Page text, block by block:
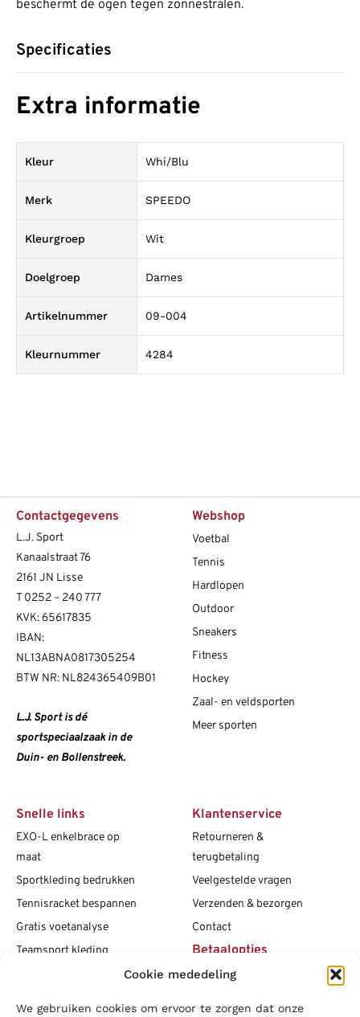
Cookie mededeling
We gebruiken cookies om ervoor te zorgen dat onze
beschermt de ogen tegen zonnestralen.
Specificaties
Extra informatie
Kleur Whi/Blu
Merk SPEEDO
Kleurgroep Wit
Doelgroep Dames
Artikelnummer 09-004
Kleurnummer 4284
Contactgegevens
L.J. Sport
Kanaalstraat 76
2161 JN Lisse
T 0252 – 240 777
KVK: 65617835
IBAN:
NL13ABNA0817305254
BTW NR: NL824365409B01
L.J. Sport is dé
sportspeciaalzaak in de
Duin- en Bollenstreek.
Webshop
Voetbal
Tennis
Hardlopen
Outdoor
Sneakers
Fitness
Hockey
Zaal- en veldsporten
Meer sporten
Snelle links
EXO-L enkelbrace op
maat
Sportkleding bedrukken
Tennisracket bespannen
Gratis voetanalyse
Teamsport kleding
Klantenservice
Retourneren &
terugbetaling
Veelgestelde vragen
Verzenden & bezorgen
Contact
Betaalopties